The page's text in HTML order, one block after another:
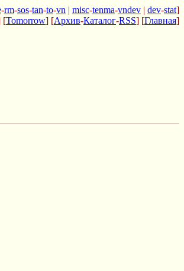
-rm-sos-tan-to-vn | misc-tenma-vndev | dev-stat]
[Tomorrow] [Архив-Каталог-RSS] [Главная]